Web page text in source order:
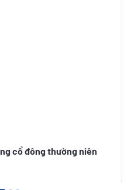
cổ đông thường niên